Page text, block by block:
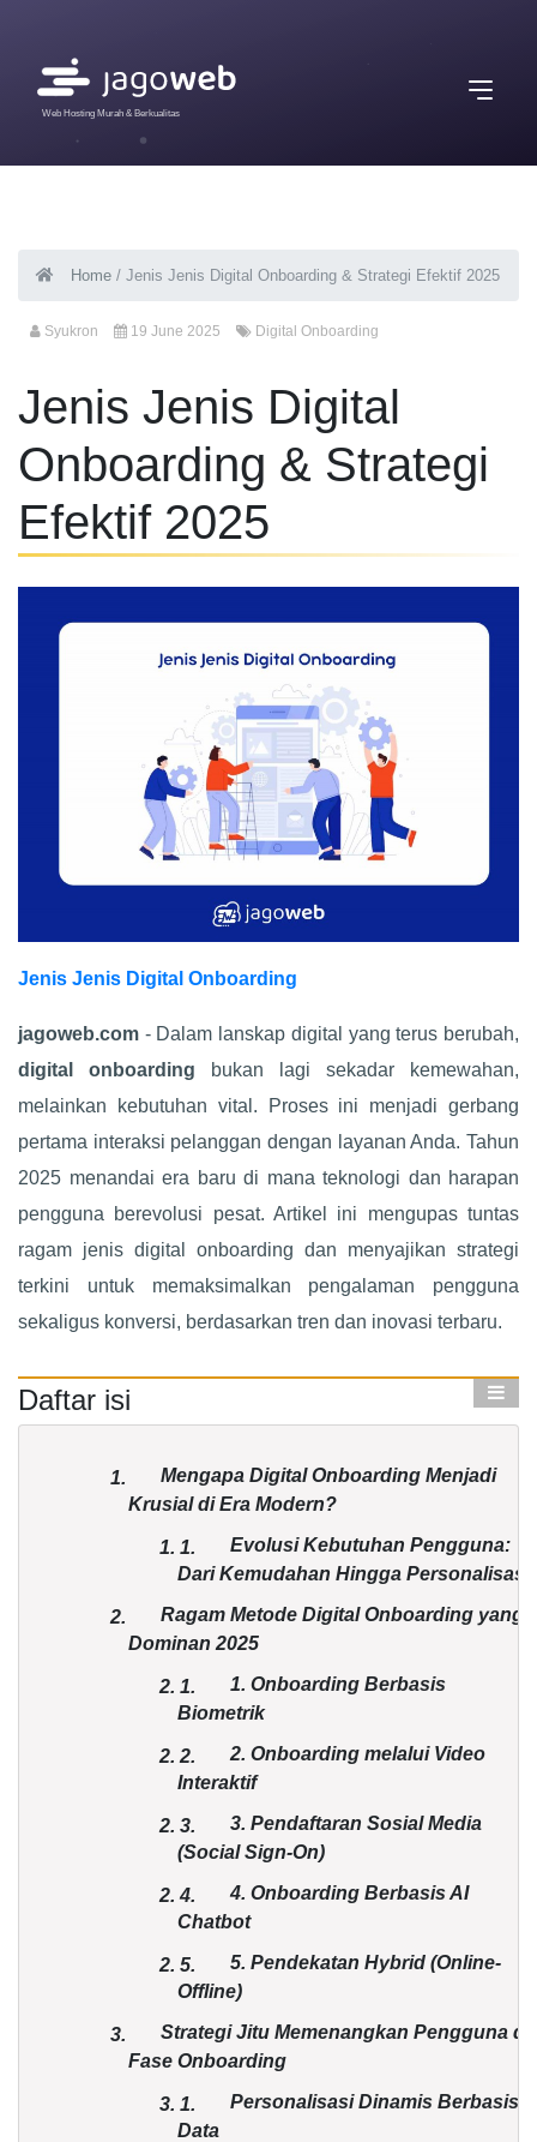
Web Hosting Murah & Berkualitas
Home / Jenis Jenis Digital Onboarding & Strategi Efektif 2025
Syukron 19 June 2025 Digital Onboarding
Jenis Jenis Digital
Onboarding & Strategi
Efektif 2025
Jenis Jenis Digital Onboarding
jagoweb.com - Dalam lanskap digital yang terus berubah,
digital onboarding bukan lagi sekadar kemewahan,
melainkan kebutuhan vital. Proses ini menjadi gerbang
pertama interaksi pelanggan dengan layanan Anda. Tahun
2025 menandai era baru di mana teknologi dan harapan
pengguna berevolusi pesat. Artikel ini mengupas tuntas
ragam jenis digital onboarding dan menyajikan strategi
terkini untuk memaksimalkan pengalaman pengguna
sekaligus konversi, berdasarkan tren dan inovasi terbaru.
Daftar isi
1.
Mengapa Digital Onboarding Menjadi
Krusial di Era Modern?
1. 1.
Evolusi Kebutuhan Pengguna:
Dari Kemudahan Hingga Personalisasi
2.
Ragam Metode Digital Onboarding yang
Dominan 2025
2. 1.
1. Onboarding Berbasis
Biometrik
2. 2.
2. Onboarding melalui Video
Interaktif
2. 3.
3. Pendaftaran Sosial Media
(Social Sign-On)
2.4.
4. Onboarding Berbasis AI
Chatbot
2. 5.
5. Pendekatan Hybrid (Online-
Offline)
3.
Strategi Jitu Memenangkan Pengguna di
Fase Onboarding
3. 1.
Personalisasi Dinamis Berbasis
Data